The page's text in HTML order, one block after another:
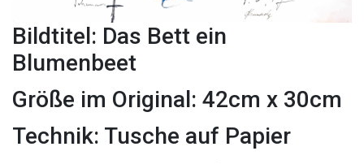
Bildtitel: Das Bett ein
Blumenbeet
Größe im Original: 42cm x 30cm
Technik: Tusche auf Papier